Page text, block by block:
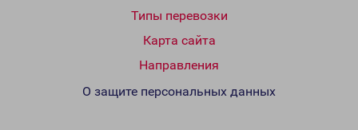
Типы перевозки
Карта сайта
Направления
О защите персональных данных